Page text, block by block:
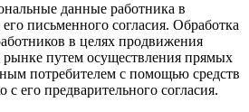
данные работника в
письменного согласия. Обработка
в целях продвижения
рынке путем осуществления прямых
потребителем с помощью средств
с его предварительного согласия.